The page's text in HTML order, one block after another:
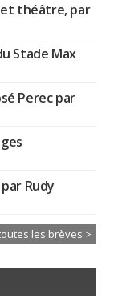
et théâtre, par
Stade Max
Perec par
Rudy
les brèves >